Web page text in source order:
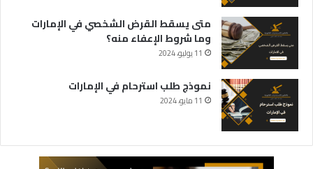
متى يسقط القرض الشخصي في الإمارات
وما شروط الإعفاء منه؟
11 يوليو، 2024
نموذج طلب استرحام في الإمارات
11 مايو، 2024